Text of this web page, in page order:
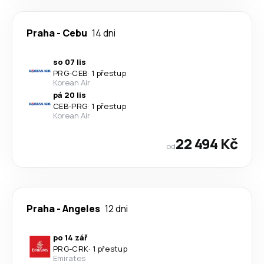
Praha- Cebu 14 dni
so 07 lis
PRG-CEB· 1 přestup
Korean Air
pá 20 lis
CEB-PRG· 1 přestup
Korean Air
od22 494 Kč
Praha-Angeles 12 dni
po 14 zář
PRG-CRK· 1 přestup
Emirates